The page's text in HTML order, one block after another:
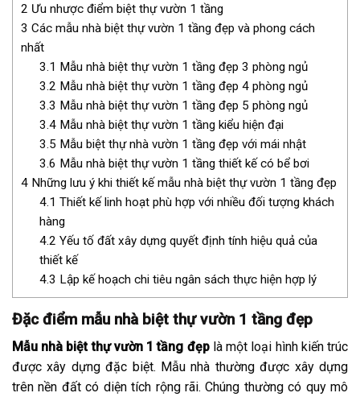
2 Ưu nhược điểm biệt thự vườn 1 tầng
3 Các mẫu nhà biệt thự vườn 1 tầng đẹp và phong cách
nhất
3.1 Mẫu nhà biệt thự vườn 1 tầng đẹp 3 phòng ngủ
3.2 Mẫu nhà biệt thự vườn 1 tầng đẹp 4 phòng ngủ
3.3 Mẫu nhà biệt thự vườn 1 tầng đẹp 5 phòng ngủ
3.4Mẫu nhà biệt thự vườn 1 tầng kiểu hiện đại
3.5 Mẫu biệt thự nhà vườn 1 tầng đẹp với mái nhật
3.6 Mẫu nhà biệt thự vườn 1 tầng thiết kế có bể bơi
4 Những lưu ý khi thiết kế mẫu nhà biệt thự vườn 1 tầng đẹp
4.1 Thiết kế linh hoạt phù hợp với nhiều đối tượng khách
hàng
4.2 Yếu tố đất xây dựng quyết định tính hiệu quả của
thiết kế
4.3 Lập kế hoạch chi tiêu ngân sách thực hiện hợp lý
Đặc điểm mẫu nhà biệt thự vườn 1 tầng đẹp
Mẫu nhà biệt thự vườn 1 tầng đẹplà một loại hình kiến trúc
được xây dựng đặc biệt. Mẫu nhà thường được xây dựng
trên nền đất có diện tích rộng rãi. Chúng thường có quy mô